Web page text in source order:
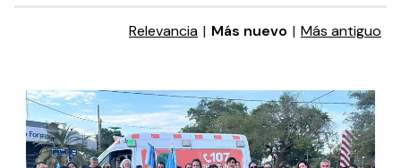
Relevancia | Más nuevo | Más antiguo